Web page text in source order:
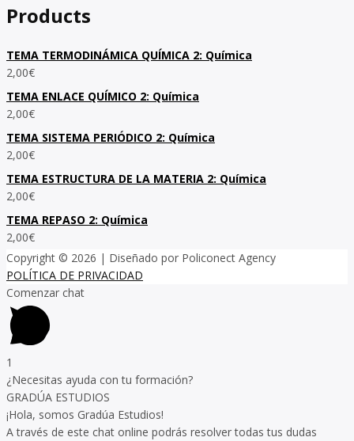
Products
TEMA TERMODINÁMICA QUÍMICA 2: Química
2,00€
TEMA ENLACE QUÍMICO 2: Química
2,00€
TEMA SISTEMA PERIÓDICO 2: Química
2,00€
TEMA ESTRUCTURA DE LA MATERIA 2: Química
2,00€
TEMA REPASO 2: Química
2,00€
Copyright © 2026 | Diseñado por Policonect Agency
POLÍTICA DE PRIVACIDAD
Comenzar chat
1
¿Necesitas ayuda con tu formación?
GRADÚA ESTUDIOS
¡Hola, somos Gradúa Estudios!
A través de este chat online podrás resolver todas tus dudas